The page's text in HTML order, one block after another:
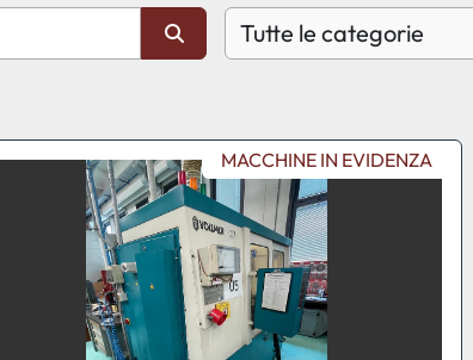
Tutte le categorie
MACCHINE IN EVIDENZA